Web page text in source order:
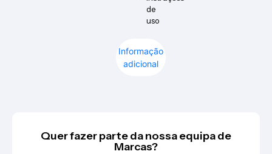
Informação
adicional
de
uso
Quer fazer parte da nossa equipa de
Marcas?